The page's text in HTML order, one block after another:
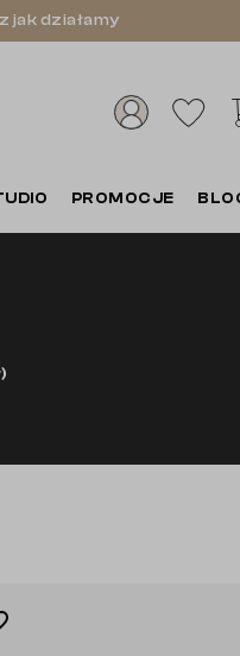
jak działamy
PROMOCJE
)